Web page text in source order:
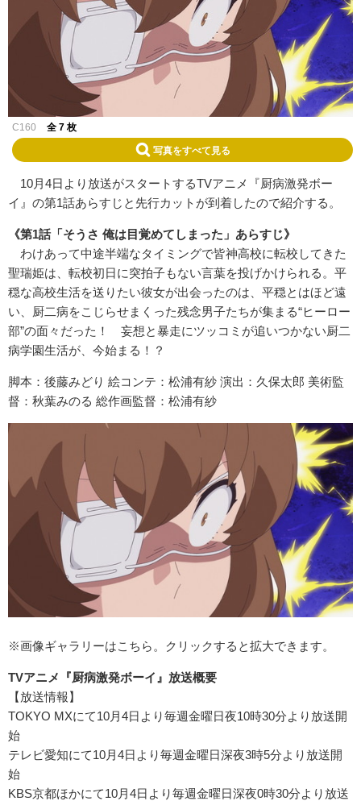
C160 全 7 枚
写真をすべて見る
10月4日より放送がスタートするTVアニメ『厨病激発ボー
イ』の第1話あらすじと先行カットが到着したので紹介する。
《第1話「そうさ 俺は目覚めてしまった」あらすじ》
わけあって中途半端なタイミングで皆神高校に転校してきた
聖瑞姫は、転校初日に突拍子もない言葉を投げかけられる。平
穏な高校生活を送りたい彼女が出会ったのは、平穏とはほど遠
い、厨二病をこじらせまくった残念男子たちが集まる“ヒーロー
部”の面々だった！ 妄想と暴走にツッコミが追いつかない厨二
病学園生活が、今始まる！？
脚本：後藤みどり 絵コンテ：松浦有紗 演出：久保太郎 美術監
督：秋葉みのる 総作画監督：松浦有紗
※画像ギャラリーはこちら。クリックすると拡大できます。
TVアニメ『厨病激発ボーイ』放送概要
【放送情報】
TOKYO MXにて10月4日より毎週金曜日夜10時30分より放送開
始
テレビ愛知にて10月4日より毎週金曜日深夜3時5分より放送開
始
KBS京都ほかにて10月4日より毎週金曜日深夜0時30分より放送